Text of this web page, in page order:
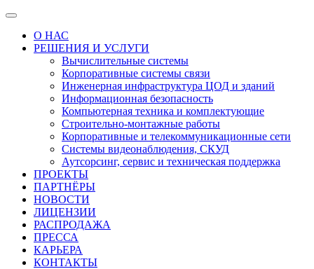
О НАС
РЕШЕНИЯ И УСЛУГИ
Вычислительные системы
Корпоративные системы связи
Инженерная инфраструктура ЦОД и зданий
Информационная безопасность
Компьютерная техника и комплектующие
Строительно-монтажные работы
Корпоративные и телекоммуникационные сети
Системы видеонаблюдения, СКУД
Аутсорсинг, сервис и техническая поддержка
ПРОЕКТЫ
ПАРТНЁРЫ
НОВОСТИ
ЛИЦЕНЗИИ
РАСПРОДАЖА
ПРЕССА
КАРЬЕРА
КОНТАКТЫ